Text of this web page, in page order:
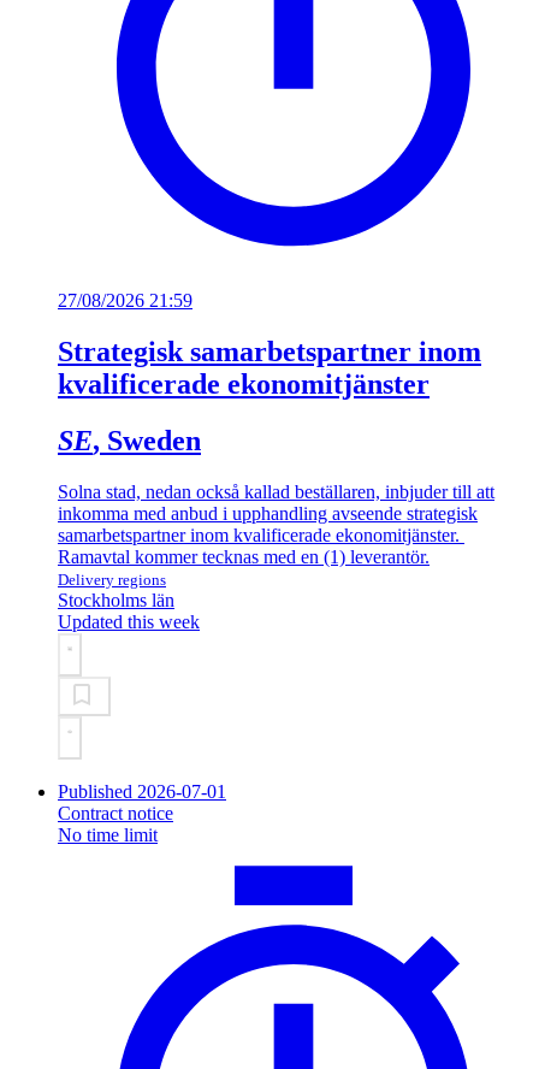
27/08/2026 21:59
Strategisk samarbetspartner inom
kvalificerade ekonomitjänster
SE, Sweden
Solna stad, nedan också kallad beställaren, inbjuder till att
inkomma med anbud i upphandling avseende strategisk
samarbetspartner inom kvalificerade ekonomitjänster.
Ramavtal kommer tecknas med en (1) leverantör.
Delivery regions
Stockholms län
Updated this week
Published 2026-07-01
Contract notice
No time limit